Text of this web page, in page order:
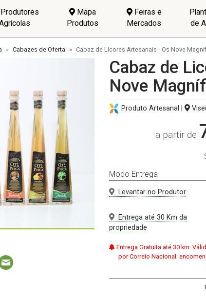
Mapa
Produtos
Feiras e
Mercados
de
Cabazes de Oferta Cabaz de Licores Artesanais - Os Nove
Cabaz de
Nove
Produto Artesanal |
a partir de
Modo Entrega
Levantar no Produtor
Entrega até 30 Km da
propriedade
Entrega Gratuita até 30 km:
por Correio Nacional: